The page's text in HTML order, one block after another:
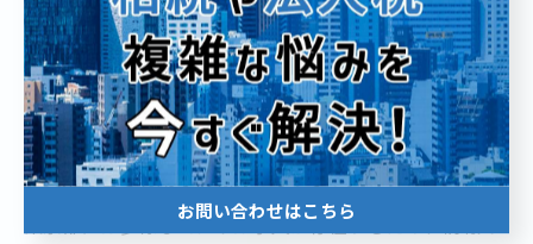
選んでしまうと、ミスマッチによる早期離職やキャリア
停滞のリスクが高まります。求人選びの際は、企業文化
や働き方、福利厚生、成長機会などを総合的に比較検討
することが重要です。現場社員の声や口コミ、説明会で
の質疑応答も有効な情報源となります。
東京都には多様なコンサル求人が存在するため、情報の
お問い合わせはこちら